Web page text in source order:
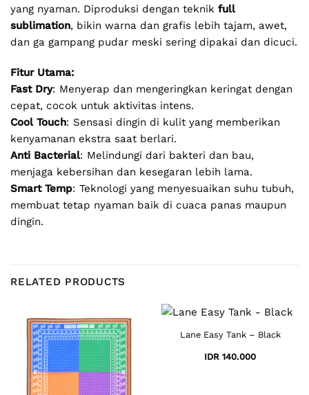
yang nyaman. Diproduksi dengan teknik full
sublimation, bikin warna dan grafis lebih tajam, awet,
dan ga gampang pudar meski sering dipakai dan dicuci.
Fitur Utama:
Fast Dry: Menyerap dan mengeringkan keringat dengan
cepat, cocok untuk aktivitas intens.
Cool Touch: Sensasi dingin di kulit yang memberikan
kenyamanan ekstra saat berlari.
Anti Bacterial: Melindungi dari bakteri dan bau,
menjaga kebersihan dan kesegaran lebih lama.
Smart Temp: Teknologi yang menyesuaikan suhu tubuh,
membuat tetap nyaman baik di cuaca panas maupun
dingin.
RELATED PRODUCTS
Lane Easy Tank – Black
IDR 140.000